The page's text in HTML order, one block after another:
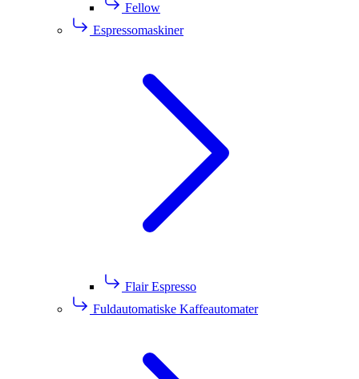
Fellow
Espressomaskiner
Flair Espresso
Fuldautomatiske Kaffeautomater